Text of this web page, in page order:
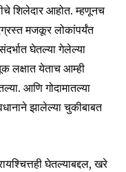
शिलेदार आहोत. म्हणूनच
मजकूर लोकांपर्यंत
घेतल्या गेलेल्या
लक्षात येताच आम्ही
आणि गोदामातल्या
झालेल्या चुकीबाबत
घेतल्याबद्दल, खरे